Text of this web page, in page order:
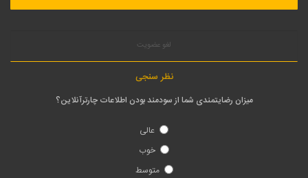
لغو عضویت
نظر سنجی
میزان رضایتمندی شما از سودمند بودن اطلاعات چارترآنلاین؟
عالی
خوب
متوسط